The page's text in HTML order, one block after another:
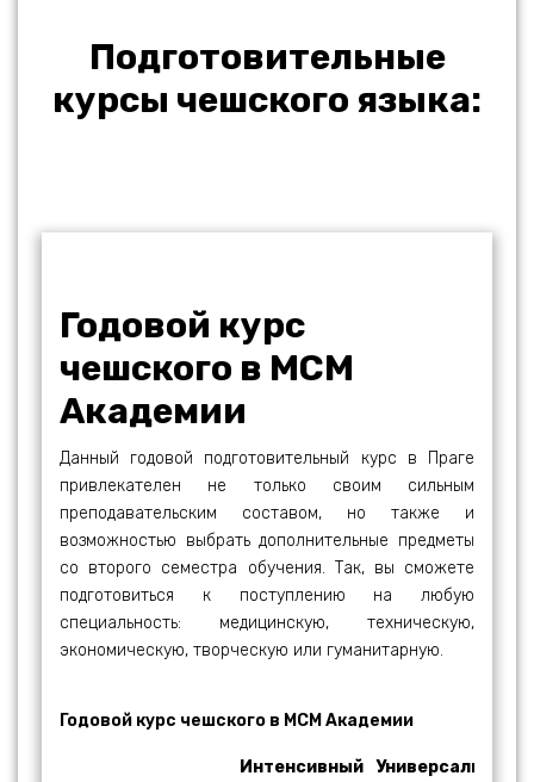
Подготовительные
курсы чешского языка:
Годовой курс
чешского в МСМ
Академии
Данный годовой подготовительный курс в Праге
привлекателен не только своим сильным
преподавательским составом, но также и
возможностью выбрать дополнительные предметы
со второго семестра обучения. Так, вы сможете
подготовиться к поступлению на любую
специальность: медицинскую, техническую,
экономическую, творческую или гуманитарную.
Годовой курс чешского в МСМ Академии
Интенсивный Универсальный